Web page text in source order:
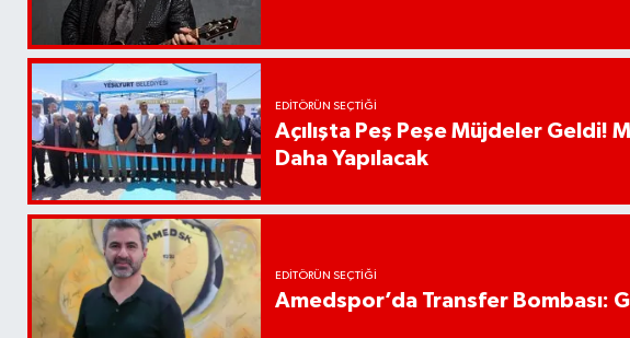
EDITÖRÜN SEÇTIĞI
Açılışta Peş Peşe Müjdeler Geldi!
Daha Yapılacak
EDITÖRÜN SEÇTIĞI
Amedspor’da Transfer Bombası: